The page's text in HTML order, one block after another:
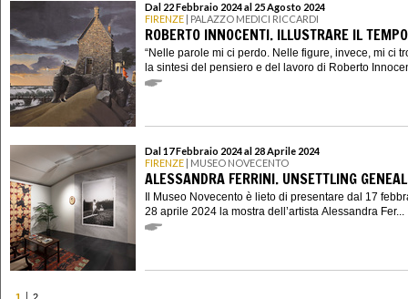
Dal 22 Febbraio 2024 al 25 Agosto 2024
FIRENZE | PALAZZO MEDICI RICCARDI
ROBERTO INNOCENTI. ILLUSTRARE IL TEMPO
“Nelle parole mi ci perdo. Nelle figure, invece, mi ci
la sintesi del pensiero e del lavoro di Roberto
Dal 17 Febbraio 2024 al 28 Aprile 2024
FIRENZE | MUSEO NOVECENTO
ALESSANDRA FERRINI. UNSETTLING
Il Museo Novecento è lieto di presentare dal 17
28 aprile 2024 la mostra dell’artista Alessandra Fer...